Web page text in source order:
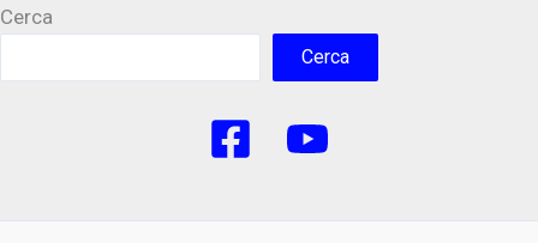
Cerca
Cerca